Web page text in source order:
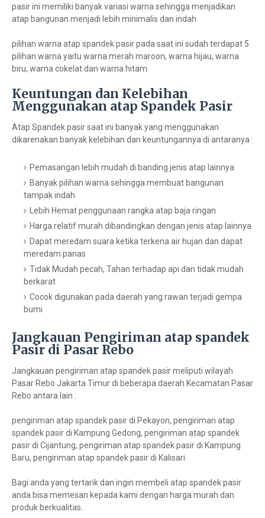
pasir ini memiliki banyak variasi warna sehingga menjadikan
atap bangunan menjadi lebih minimalis dan indah
pilihan warna atap spandek pasir pada saat ini sudah terdapat 5
pilihan warna yaitu warna merah maroon, warna hijau, warna
biru, warna cokelat dan warna hitam
Keuntungan dan Kelebihan
Menggunakan atap Spandek Pasir
Atap Spandek pasir saat ini banyak yang menggunakan
dikarenakan banyak kelebihan dan keuntungannya di antaranya :
Pemasangan lebih mudah di banding jenis atap lainnya
Banyak pilihan warna sehingga membuat bangunan
tampak indah
Lebih Hemat penggunaan rangka atap baja ringan
Harga relatif murah dibandingkan dengan jenis atap lainnya
Dapat meredam suara ketika terkena air hujan dan dapat
meredam panas
Tidak Mudah pecah, Tahan terhadap api dan tidak mudah
berkarat
Cocok digunakan pada daerah yang rawan terjadi gempa
bumi
Jangkauan Pengiriman atap spandek
Pasir di Pasar Rebo
Jangkauan pengiriman atap spandek pasir meliputi wilayah
Pasar Rebo Jakarta Timur di beberapa daerah Kecamatan Pasar
Rebo antara lain :
pengiriman atap spandek pasir di Pekayon, pengiriman atap
spandek pasir di Kampung Gedong, pengiriman atap spandek
pasir di Cijantung, pengiriman atap spandek pasir di Kampung
Baru, pengiriman atap spandek pasir di Kalisari
Bagi anda yang tertarik dan ingin membeli atap spandek pasir
anda bisa memesan kepada kami dengan harga murah dan
produk berkualitas.